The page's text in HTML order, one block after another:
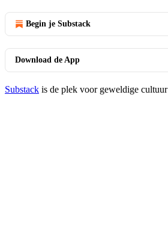
Begin je Substack
Download de App
Substack is de plek voor geweldige cultuur